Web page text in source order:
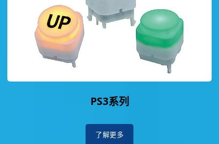
PS3系列
了解更多